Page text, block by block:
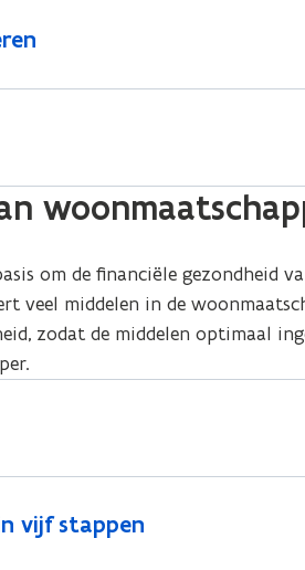
om de financiële gezondheid
veel middelen in de
zodat de middelen optimaal
vijf stappen